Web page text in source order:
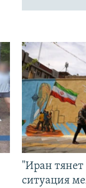
"Иран тянет
ситуация